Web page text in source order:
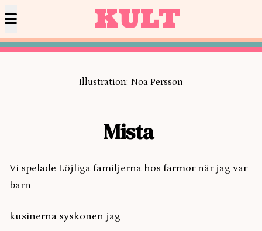
KULT
Illustration: Noa Persson
Mista
Vi spelade Löjliga familjerna hos farmor när jag var
barn
kusinerna syskonen jag